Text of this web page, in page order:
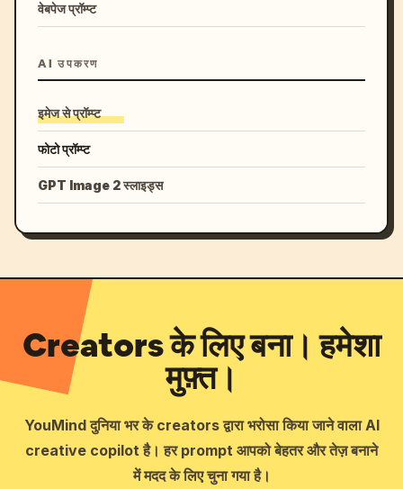
वेबपेज प्रॉम्प्ट
AI उपकरण
इमेज से प्रॉम्प्ट
फोटो प्रॉम्प्ट
GPT Image 2 स्लाइड्स
Creators के लिए बना। हमेशा
मुफ़्त।
YouMind दुनिया भर के creators द्वारा भरोसा किया जाने वाला AI
creative copilot है। हर prompt आपको बेहतर और तेज़ बनाने
में मदद के लिए चुना गया है।